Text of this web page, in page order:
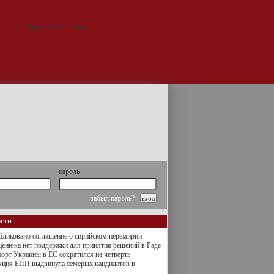
пароль
забыл пароль?
соглашение о сирийском перемирии
нет поддержки для принятия решений в Раде
Украины в ЕС сократился на четверть
БПП выдвинула семерых кандидатов в